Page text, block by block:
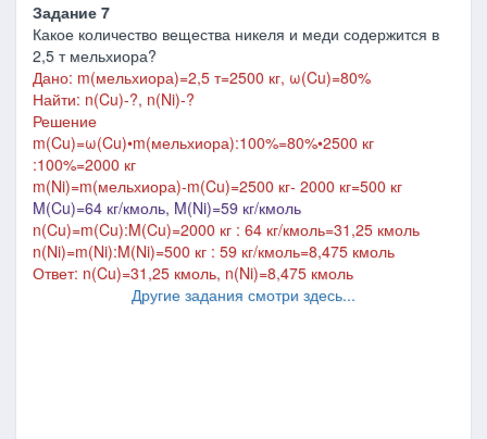
Задание 7
Какое количество вещества никеля и меди содержится в
2,5 т мельхиора?
Дано: m(мельхиора)=2,5 т=2500 кг, ω(Cu)=80%
Найти: n(Cu)-?, n(Ni)-?
Решение
m(Cu)=ω(Cu)•m(мельхиора):100%=80%•2500 кг
:100%=2000 кг
m(Ni)=m(мельхиора)-m(Cu)=2500 кг- 2000 кг=500 кг
M(Cu)=64 кг/кмоль, M(Ni)=59 кг/кмоль
n(Cu)=m(Cu):M(Cu)=2000 кг : 64 кг/кмоль=31,25 кмоль
n(Ni)=m(Ni):M(Ni)=500 кг : 59 кг/кмоль=8,475 кмоль
Ответ: n(Cu)=31,25 кмоль, n(Ni)=8,475 кмоль
Другие задания смотри здесь...